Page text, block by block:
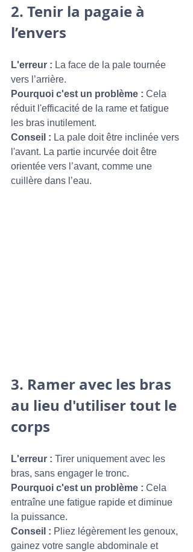
2. Tenir la pagaie à
l’envers
L'erreur : La face de la pale tournée
vers l’arrière.
Pourquoi c'est un problème : Cela
réduit l'efficacité de la rame et fatigue
les bras inutilement.
Conseil : La pale doit être inclinée vers
l'avant. La partie incurvée doit être
orientée vers l’avant, comme une
cuillère dans l’eau.
3. Ramer avec les bras
au lieu d'utiliser tout le
corps
L'erreur : Tirer uniquement avec les
bras, sans engager le tronc.
Pourquoi c'est un problème : Cela
entraîne une fatigue rapide et diminue
la puissance.
Conseil : Pliez légèrement les genoux,
gainez votre sangle abdominale et